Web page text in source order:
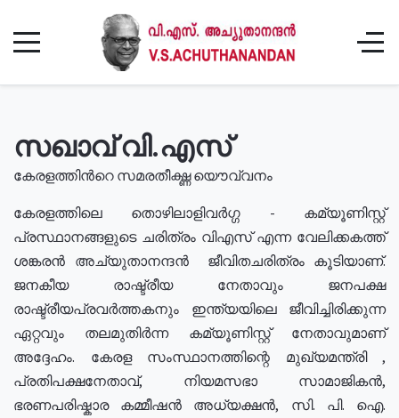
സഖാവ് വി.എസ്
കേരളത്തിൻറെ സമരതീക്ഷ്ണ യൌവ്വനം
കേരളത്തിലെ തൊഴിലാളിവർഗ്ഗ - കമ്യൂണിസ്റ്റ്
പ്രസ്ഥാനങ്ങളുടെ ചരിത്രം വിഎസ് എന്ന വേലിക്കകത്ത്
ശങ്കരൻ അച്യുതാനന്ദൻ ജീവിതചരിത്രം കൂടിയാണ്.
ജനകീയ രാഷ്ട്രീയ നേതാവും ജനപക്ഷ
രാഷ്ട്രീയപ്രവർത്തകനും ഇന്ത്യയിലെ ജീവിച്ചിരിക്കുന്ന
ഏറ്റവും തലമുതിർന്ന കമ്യൂണിസ്റ്റ് നേതാവുമാണ്
അദ്ദേഹം. കേരള സംസ്ഥാനത്തിന്റെ മുഖ്യമന്ത്രി ,
പ്രതിപക്ഷനേതാവ്, നിയമസഭാ സാമാജികൻ,
ഭരണപരിഷ്കാര കമ്മീഷൻ അധ്യക്ഷൻ, സി. പി. ഐ.